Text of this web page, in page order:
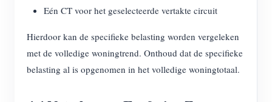
Eén CT voor het geselecteerde vertakte circuit
Hierdoor kan de specifieke belasting worden vergeleken
met de volledige woningtrend. Onthoud dat de specifieke
belasting al is opgenomen in het volledige woningtotaal.